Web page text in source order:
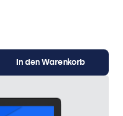
In den Warenkorb